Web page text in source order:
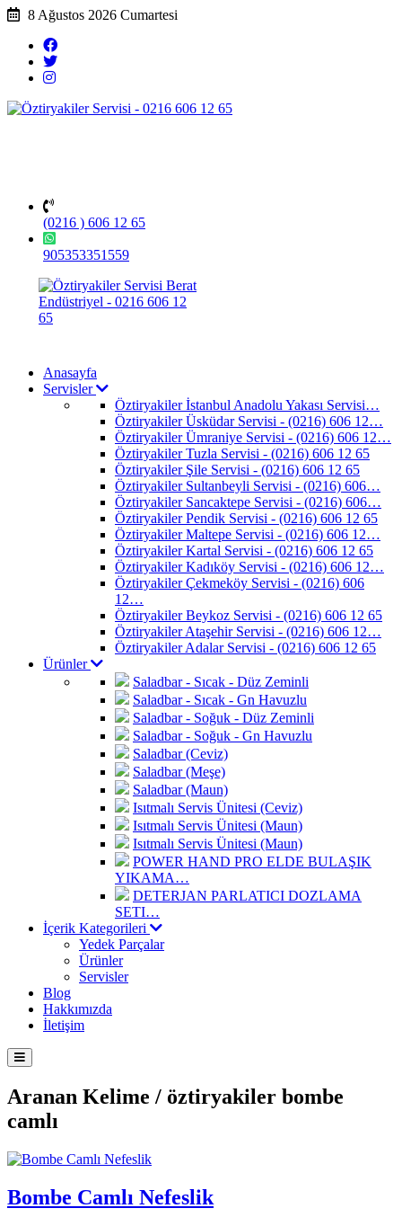
8 Ağustos 2026 Cumartesi
(0216 ) 606 12 65
905353351559
Anasayfa
Servisler
Öztiryakiler İstanbul Anadolu Yakası Servisi…
Öztiryakiler Üsküdar Servisi - (0216) 606 12…
Öztiryakiler Ümraniye Servisi - (0216) 606 12…
Öztiryakiler Tuzla Servisi - (0216) 606 12 65
Öztiryakiler Şile Servisi - (0216) 606 12 65
Öztiryakiler Sultanbeyli Servisi - (0216) 606…
Öztiryakiler Sancaktepe Servisi - (0216) 606…
Öztiryakiler Pendik Servisi - (0216) 606 12 65
Öztiryakiler Maltepe Servisi - (0216) 606 12…
Öztiryakiler Kartal Servisi - (0216) 606 12 65
Öztiryakiler Kadıköy Servisi - (0216) 606 12…
Öztiryakiler Çekmeköy Servisi - (0216) 606
12…
Öztiryakiler Beykoz Servisi - (0216) 606 12 65
Öztiryakiler Ataşehir Servisi - (0216) 606 12…
Öztiryakiler Adalar Servisi - (0216) 606 12 65
Ürünler
Saladbar - Sıcak - Düz Zeminli
Saladbar - Sıcak - Gn Havuzlu
Saladbar - Soğuk - Düz Zeminli
Saladbar - Soğuk - Gn Havuzlu
Saladbar (Ceviz)
Saladbar (Meşe)
Saladbar (Maun)
Isıtmalı Servis Ünitesi (Ceviz)
Isıtmalı Servis Ünitesi (Maun)
Isıtmalı Servis Ünitesi (Maun)
POWER HAND PRO ELDE BULAŞIK
YIKAMA…
DETERJAN PARLATICI DOZLAMA
SETI…
İçerik Kategorileri
Yedek Parçalar
Ürünler
Servisler
Blog
Hakkımızda
İletişim
Aranan Kelime / öztiryakiler bombe
camlı
Bombe Camlı Nefeslik